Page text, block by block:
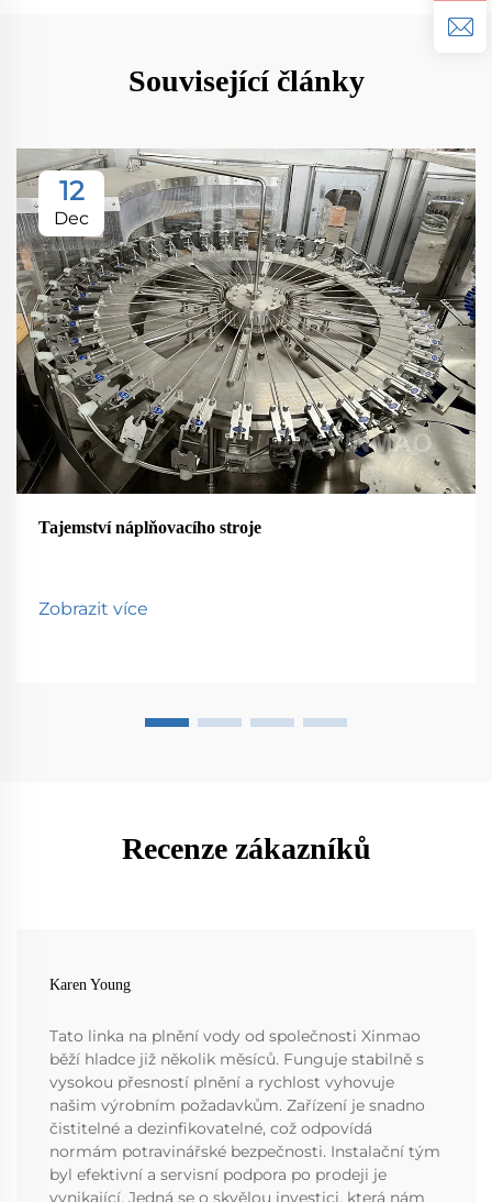
Související články
12
Dec
Tajemství náplňovacího stroje
Zobrazit více
Recenze zákazníků
Karen Young
Tato linka na plnění vody od společnosti Xinmao
běží hladce již několik měsíců. Funguje stabilně s
vysokou přesností plnění a rychlost vyhovuje
našim výrobním požadavkům. Zařízení je snadno
čistitelné a dezinfikovatelné, což odpovídá
normám potravinářské bezpečnosti. Instalační tým
byl efektivní a servisní podpora po prodeji je
vynikající. Jedná se o skvělou investici, která nám